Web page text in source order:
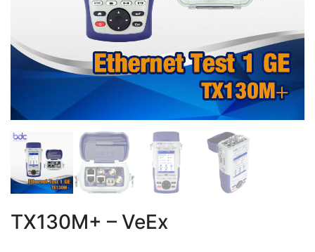
TX130M+ – VeEx